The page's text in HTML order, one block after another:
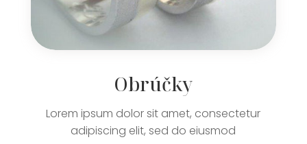
Obrúčky
Lorem ipsum dolor sit amet, consectetur
adipiscing elit, sed do eiusmod